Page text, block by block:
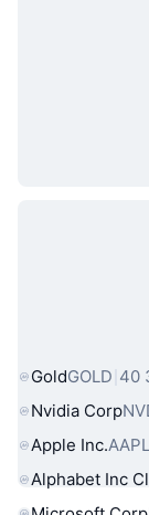
GoldGOLD 40
Nvidia Corp
Apple Inc.AAPL
Alphabet Inc